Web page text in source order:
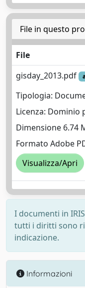
File in questo
File
gisday_2013.pdf
Tipologia:
Licenza: Dominio
Dimensione 6.74
Formato Adobe
Visualizza/Apri
I documenti in
tutti i diritti sono
indicazione.
Informazioni